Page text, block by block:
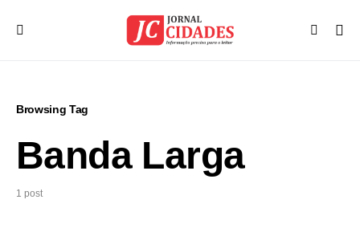
Browsing Tag
Banda Larga
1 post